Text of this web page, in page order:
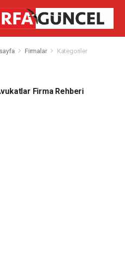
Firmalar Kategoriler
Firma Rehberi